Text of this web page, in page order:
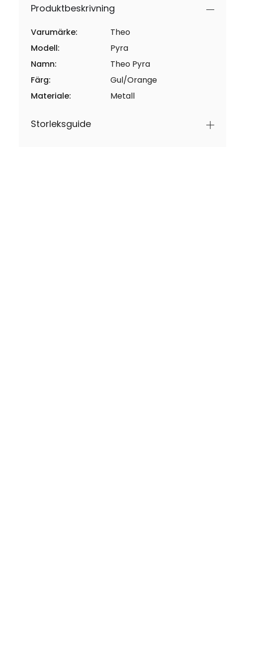
Produktbeskrivning
Varumärke:
Theo
Modell:
Pyra
Namn:
Theo Pyra
Färg:
Gul/Orange
Materiale:
Metall
Storleksguide